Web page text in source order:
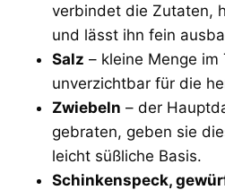
verbindet die Zutaten,
und lässt ihn fein
Salz – kleine Menge im
unverzichtbar für die
Zwiebeln – der
gebraten, geben sie
leicht süßliche Basis.
Schinkenspeck,